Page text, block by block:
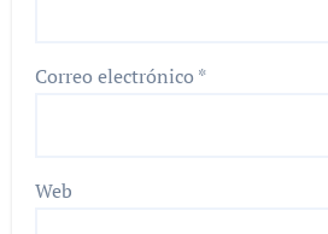
Correo electrónico *
Web